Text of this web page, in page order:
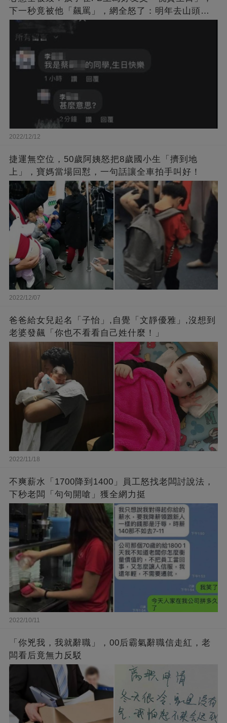
下一秒竟被他「飆罵」，網全怒了：明年去山頭祝
賀你！
2022/12/12
捷運無空位，50歲阿姨怒把8歲國小生「擠到地
上」，寶媽當場回懟，一句話讓全車拍手叫好！
2022/12/07
爸爸給女兒起名「子怡」,自覺「文靜優雅」,沒想到
老婆發飆「你也不看看自己姓什麼！」
2022/11/18
不爽薪水「1700降到1400」員工怒找老闆討說法，
下秒老闆「句句開嗆」獲全網力挺
2022/10/11
「你兇我，我就辭職」，00后霸氣辭職信走紅，老
闆看后竟無力反駁